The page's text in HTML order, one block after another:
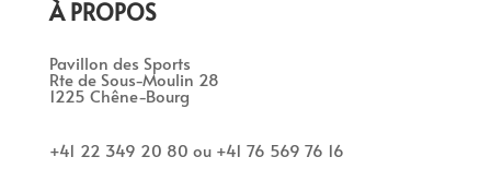
À PROPOS
Pavillon des Sports
Rte de Sous-Moulin 28
1225 Chêne-Bourg
+41 22 349 20 80 ou +41 76 569 76 16